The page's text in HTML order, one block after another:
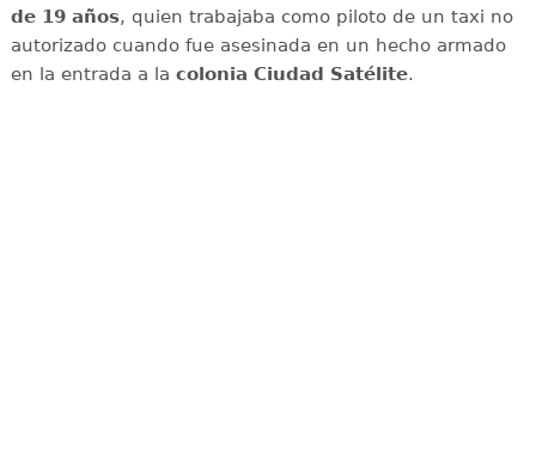
de 19 años, quien trabajaba como piloto de un taxi no
autorizado cuando fue asesinada en un hecho armado
en la entrada a la colonia Ciudad Satélite.